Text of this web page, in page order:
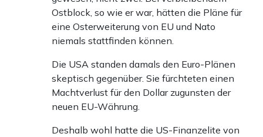
Ostblock, so wie er war, hätten die Pläne für
eine Osterweiterung von EU und Nato
niemals stattfinden können.
Die USA standen damals den Euro-Plänen
skeptisch gegenüber. Sie fürchteten einen
Machtverlust für den Dollar zugunsten der
neuen EU-Währung.
Deshalb wohl hatte die US-Finanzelite von